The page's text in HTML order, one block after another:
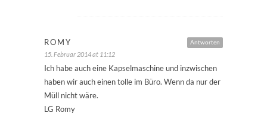
Antworten
ROMY
15. Februar 2014 at 11:12
Ich habe auch eine Kapselmaschine und inzwischen
haben wir auch einen tolle im Büro. Wenn da nur der
Müll nicht wäre.
LG Romy